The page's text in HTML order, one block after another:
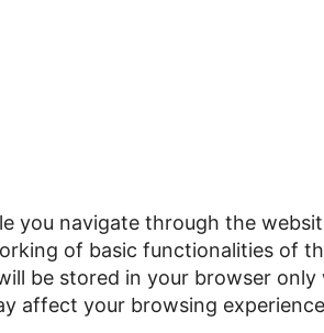
you navigate through the
of basic functionalities of
be stored in your browser
affect your browsing